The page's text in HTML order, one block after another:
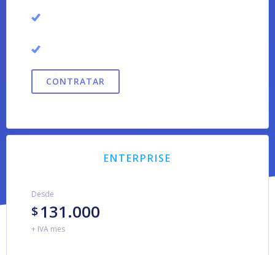
CONTRATAR
ENTERPRISE
Desde
$131.000
+ IVA mes